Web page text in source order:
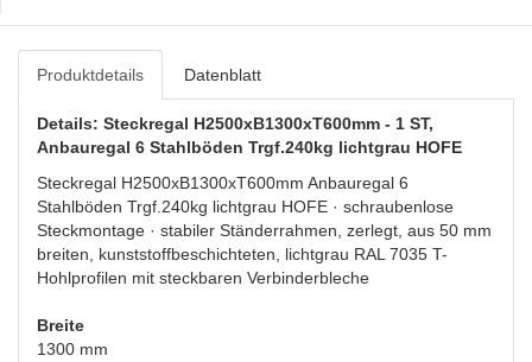
Produktdetails Datenblatt
Details: Steckregal H2500xB1300xT600mm - 1 ST,
Anbauregal 6 Stahlböden Trgf.240kg lichtgrau HOFE
Steckregal H2500xB1300xT600mm Anbauregal 6
Stahlböden Trgf.240kg lichtgrau HOFE · schraubenlose
Steckmontage · stabiler Ständerrahmen, zerlegt, aus 50 mm
breiten, kunststoffbeschichteten, lichtgrau RAL 7035 T-
Hohlprofilen mit steckbaren Verbinderbleche
Breite
1300 mm